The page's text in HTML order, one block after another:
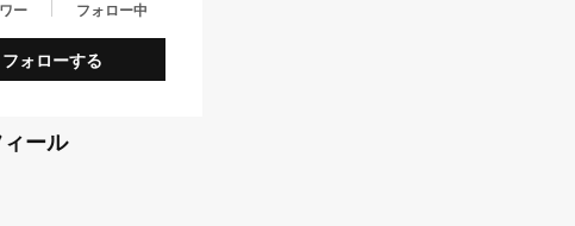
ー フォロー中
フォローする
ール